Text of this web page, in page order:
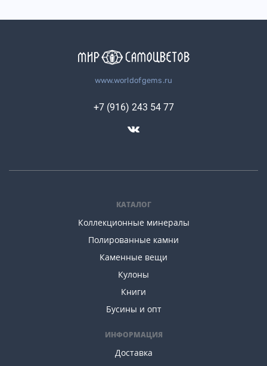
www.worldofgems.ru
КАТАЛОГ
Коллекционные минералы
Полированные камни
Каменные вещи
Кулоны
Книги
Бусины и опт
ИНФОРМАЦИЯ
Доставка
+7 (916) 243 54 77